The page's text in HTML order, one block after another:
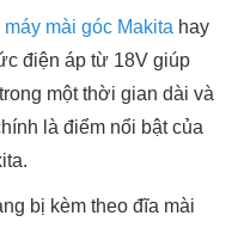
máy mài góc Makita hay
điện áp từ 18V giúp
một thời gian dài và
là điểm nổi bật của
bị kèm theo đĩa mài